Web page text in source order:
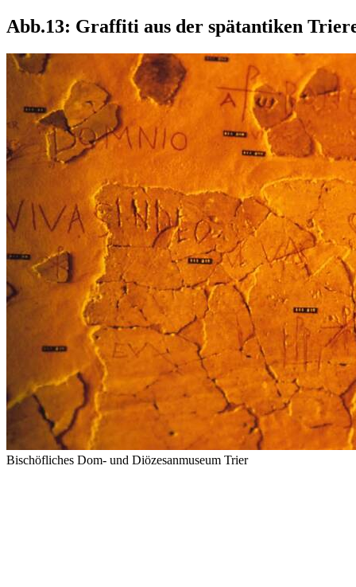
Abb.13: Graffiti aus der spätantiken
Bischöfliches Dom- und Diözesanmuseum Trier